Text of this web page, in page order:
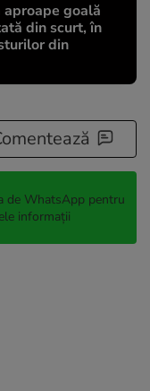
goală
din scurt, în
din
de WhatsApp pentru
informații